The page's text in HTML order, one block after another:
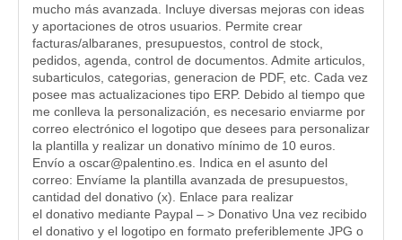
mucho más avanzada. Incluye diversas mejoras con ideas
y aportaciones de otros usuarios. Permite crear
facturas/albaranes, presupuestos, control de stock,
pedidos, agenda, control de documentos. Admite articulos,
subarticulos, categorias, generacion de PDF, etc. Cada vez
posee mas actualizaciones tipo ERP. Debido al tiempo que
me conlleva la personalización, es necesario enviarme por
correo electrónico el logotipo que desees para personalizar
la plantilla y realizar un donativo mínimo de 10 euros.
Envío a oscar@palentino.es. Indica en el asunto del
correo: Envíame la plantilla avanzada de presupuestos,
cantidad del donativo (x). Enlace para realizar
el donativo mediante Paypal – > Donativo Una vez recibido
el donativo y el logotipo en formato preferiblemente JPG o